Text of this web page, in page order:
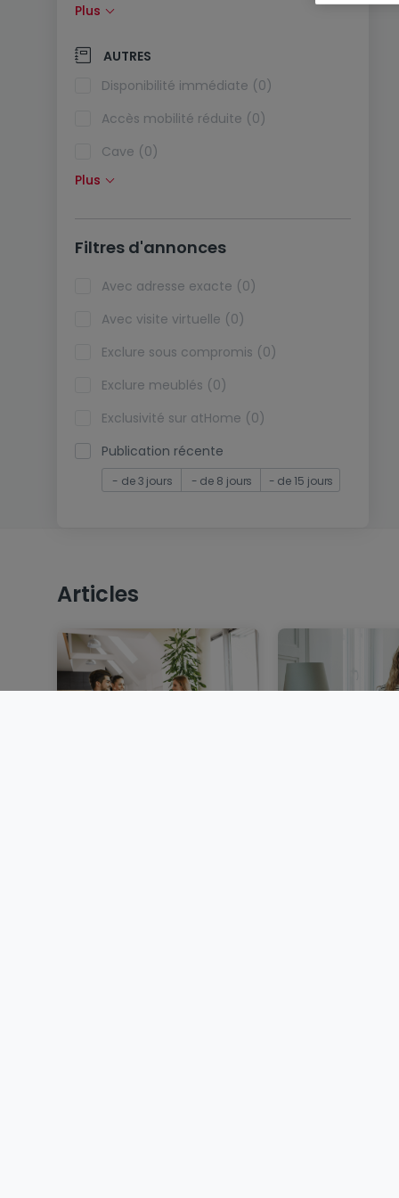
Panneaux solaires (0)
Pompe à chaleur (0)
Climatisation (0)
Fibre optique (0)
Plus
AUTRES
Disponibilité immédiate (0)
Accès mobilité réduite (0)
Cave (0)
Grenier (0)
Ascenseur (0)
Viager (0)
Biens de vacances (0)
Plus
Filtres d'annonces
Avec adresse exacte (0)
Avec visite virtuelle (0)
Exclure sous compromis (0)
Exclure meublés (0)
Exclusivité sur atHome (0)
Publication récente
- de 3 jours - de 8 jours - de 15 jours
Articles